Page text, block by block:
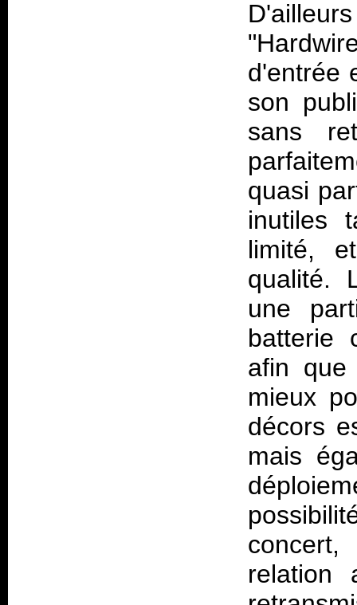
d'entrée
son
sans
quasi
inutiles
limité,
qualité.
une
batterie
afin
mieux
décors
mais
relation